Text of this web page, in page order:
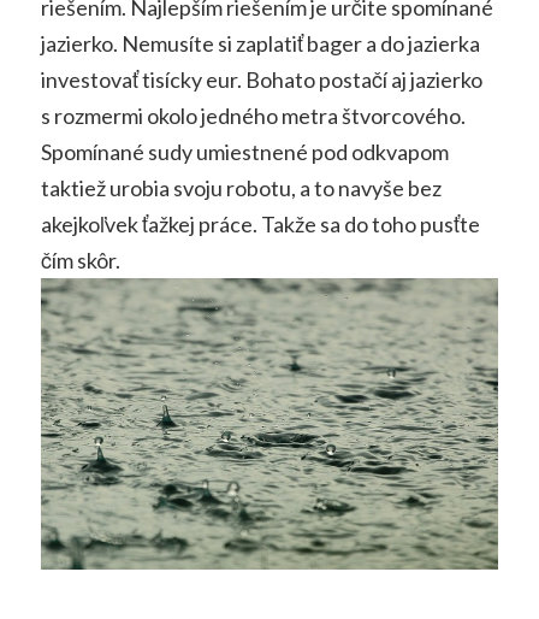
riešením. Najlepším riešením je určite spomínané
jazierko. Nemusíte si zaplatiť bager a do jazierka
investovať tisícky eur. Bohato postačí aj jazierko
s rozmermi okolo jedného metra štvorcového.
Spomínané sudy umiestnené pod odkvapom
taktiež urobia svoju robotu, a to navyše bez
akejkoľvek ťažkej práce. Takže sa do toho pusťte
čím skôr.